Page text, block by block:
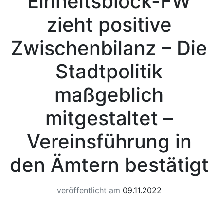
zieht positive
Zwischenbilanz – Die
Stadtpolitik
maßgeblich
mitgestaltet –
Vereinsführung in
den Ämtern bestätigt
veröffentlicht am 09.11.2022